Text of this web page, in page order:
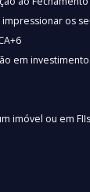
os
em
imóvel ou em